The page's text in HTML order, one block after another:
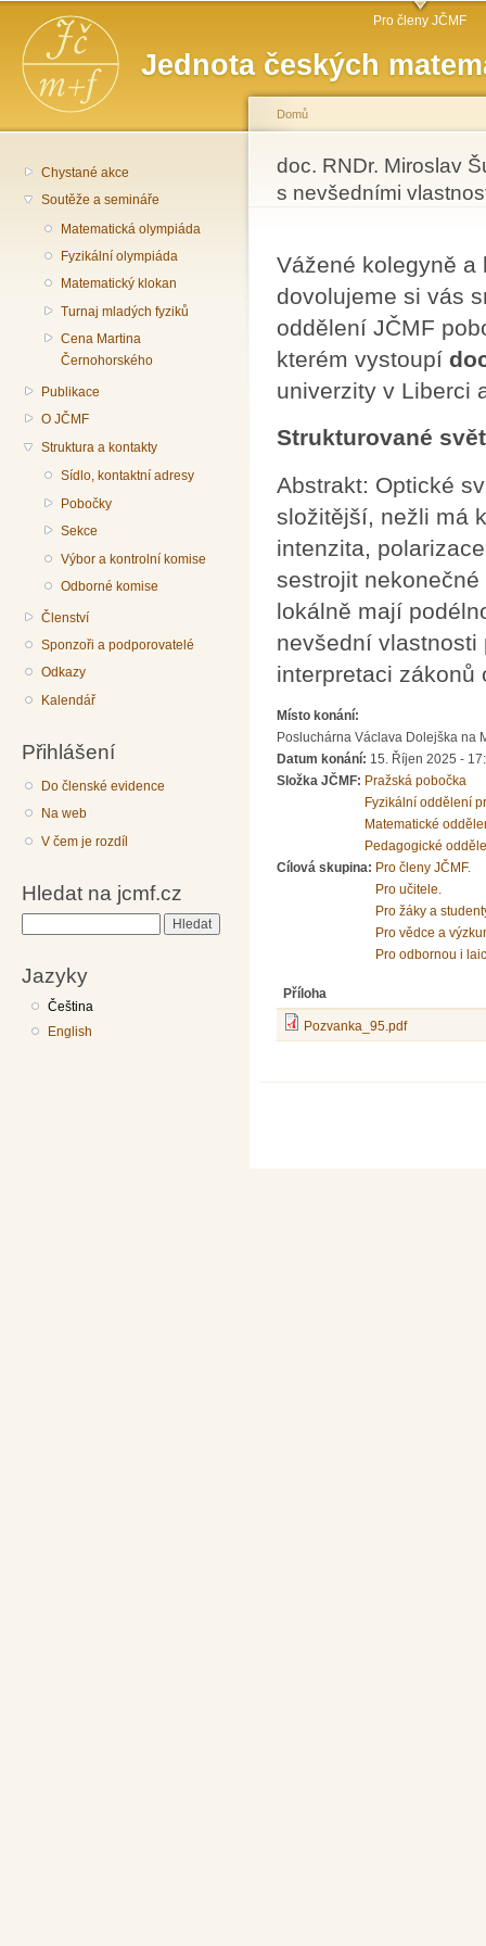
Jednota českých
Hlavní menu Pro členy JČMF
Chystané akce
Soutěže a semináře
Matematická olympiáda
Fyzikální olympiáda
Matematický klokan
Turnaj mladých fyziků
Cena Martina
Černohorského
Publikace
O JČMF
Struktura a kontakty
Sídlo, kontaktní adresy
Pobočky
Sekce
Výbor a kontrolní komise
Odborné komise
Členství
Sponzoři a podporovatelé
Odkazy
Kalendář
Přihlášení
Do členské evidence
Na web
V čem je rozdíl
Hledat na jcmf.cz
Jazyky
Čeština
English
Jste zde
Domů
doc. RNDr. Miroslav
s nevšedními
Vážené kolegyně a
dovolujeme si vás
oddělení JČMF
kterém vystoupí
univerzity v Liberci
Strukturované
Abstrakt: Optické
složitější, nežli má
intenzita,
sestrojit
lokálně mají
nevšední
interpretaci zákonů
Místo konání:
Posluchárna Václava Dolejška na
Datum konání: 15. Říjen 2025 -
Složka JČMF: Pražská pobočka
Fyzikální oddělení
Matematické
Pedagogické
Cílová skupina: Pro členy JČMF.
Pro učitele.
Pro žáky a
Pro vědce a
Pro odbornou i
Příloha
Pozvanka_95.pdf